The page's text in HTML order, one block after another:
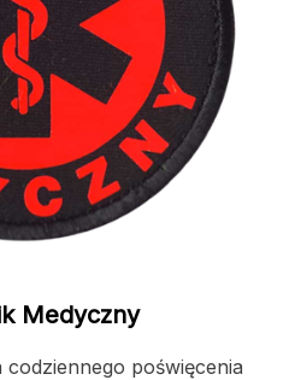
Medyczny
poświęcenia